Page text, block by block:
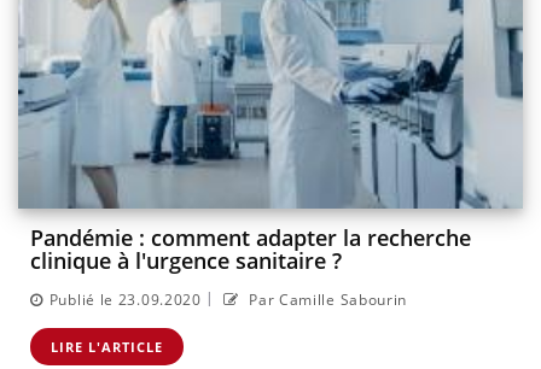
Pandémie : comment adapter la recherche
clinique à l'urgence sanitaire ?
Publié le 23.09.2020 | Par Camille Sabourin
LIRE L'ARTICLE